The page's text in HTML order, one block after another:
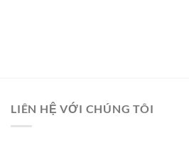
LIÊN HỆ VỚI CHÚNG TÔI